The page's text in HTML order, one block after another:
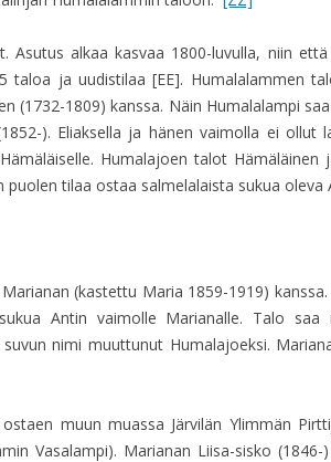
PÄIVÄ 9: 2013-09-04
IKKUNANKARMIEN KIMPUSSA
PÄIVÄ 5-6:
PUNAMULTAMAALAUSTA
ALOITTAMISEN TUSKA
PÄIVÄ 0: 2013-07-27 KUNNON
alkaa kasvaa 1800-luvulla, niin
ja uudistilaa [EE]. Humalalammen
(1732-1809) kanssa. Näin Humalalampi
). Eliaksella ja hänen vaimolla ei ollut
Humalajoen talot
tilaa ostaa salmelalaista sukua
(kastettu Maria 1859-1919)
Antin vaimolle Marianalle. Talo saa
nimi muuttunut Humalajoeksi.
muun muassa Järvilän Ylimmän
Vasalampi). Marianan Liisa-sisko